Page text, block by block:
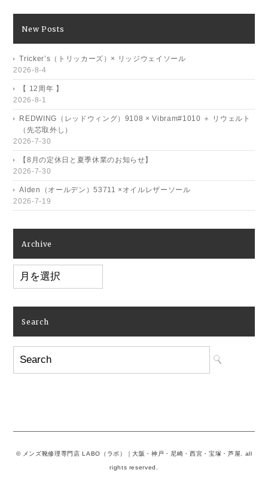
New Posts
Tricker’s（トリッカーズ）× リッジウェイソール
2026-8-4
【 12周年 】
2026-8-1
REDWING（レッドウィング）9108 × Vibram#1010 ＋ リウェルト
（先芯取外し）
2026-7-30
【8月の定休日と夏季休業のお知らせ】
2026-7-30
Alden（オールデン）53711 ×オイルレザーソール
2026-7-19
Archive
Archive
Search
© メンズ靴修理専門店 LABO（ラボ）｜大阪・神戸・尼崎・西宮・宝塚・芦屋. all
rights reserved.